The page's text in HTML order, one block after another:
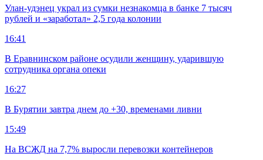
Улан-удэнец украл из сумки незнакомца в банке 7 тысяч
рублей и «заработал» 2,5 года колонии
16:41
В Еравнинском районе осудили женщину, ударившую
сотрудника органа опеки
16:27
В Бурятии завтра днем до +30, временами ливни
15:49
На ВСЖД на 7,7% выросли перевозки контейнеров